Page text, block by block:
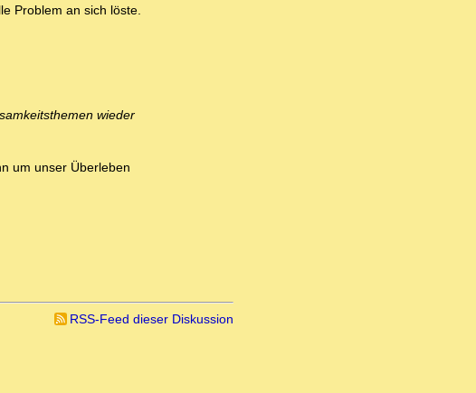
Problem an sich löste.
wieder
um unser Überleben
RSS-Feed dieser Diskussion